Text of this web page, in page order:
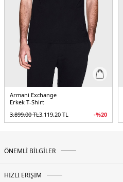
Armani Exchange
Erkek T-Shirt
3.899,00TL3.119,20 TL -%20
ÖNEMLİ BİLGİLER
HIZLI ERİŞİM